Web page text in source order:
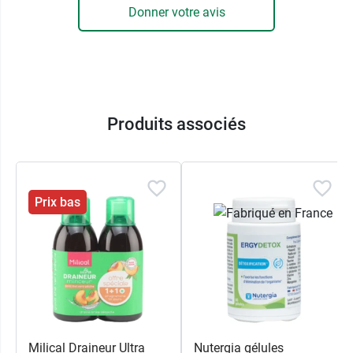
Conditionnement :20 unidoses buvables de 15
+33 3 27 44 08 98
Donner votre avis
Produits associés
Prix bas
Milical Draineur Ultra Nutergia gélules